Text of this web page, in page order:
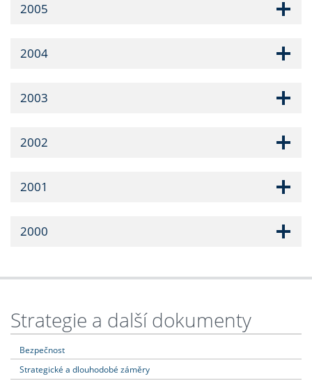
2005
2004
2003
2002
2001
2000
Strategie a další dokumenty
Bezpečnost
Strategické a dlouhodobé záměry